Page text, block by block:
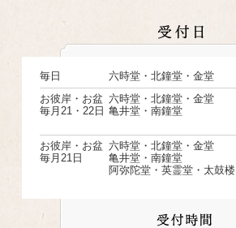
毎日
六時堂・北鐘堂・金堂
お彼岸・お盆
毎月21・22日
六時堂・北鐘堂・金堂
亀井堂・南鐘堂
お彼岸・お盆
毎月21日
六時堂・北鐘堂・金堂
亀井堂・南鐘堂
阿弥陀堂・英霊堂・太鼓楼